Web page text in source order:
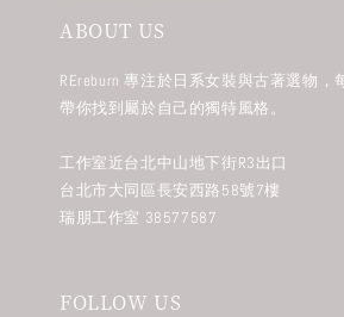
ABOUT US
REreburn 專注於日系女裝與古著選物，
帶你找到屬於自己的獨特風格。
工作室近台北中山地下街R3出口
台北市大同區長安西路58號7樓
瑞朋工作室 38577587
FOLLOW US